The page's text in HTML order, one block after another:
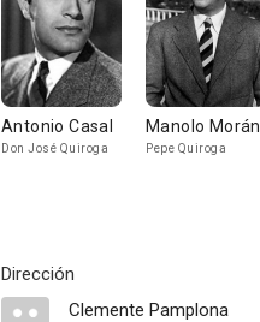
Antonio Casal
Don José Quiroga
Manolo Morán
Pepe Quiroga
Dirección
Clemente Pamplona